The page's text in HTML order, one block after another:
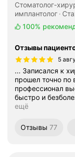
Стоматолог-
имплантолог
100%
Отзывы
5
... Записался к
прошел точно
профессионал
быстро и
ещё
Отзывы 77